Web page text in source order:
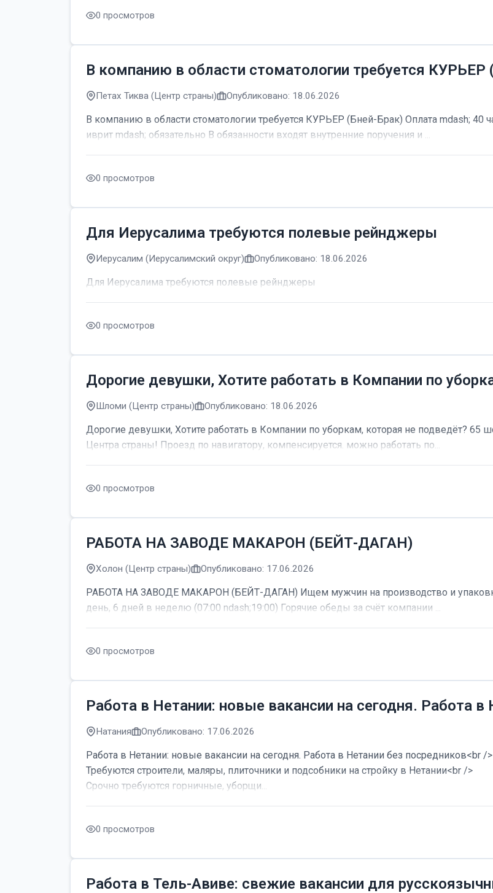
0 просмотров
В компанию в области стоматологии требуется КУРЬЕР
Петах Тиква (Центр страны) Опубликовано: 18.06.2026
В компанию в области стоматологии требуется КУРЬЕР (Бней-Брак) Оплата mdash; 40
иврит mdash; обязательно В обязанности входят внутренние поручения и ...
0 просмотров
Для Иерусалима требуются полевые рейнджеры
Иерусалим (Иерусалимский округ) Опубликовано: 18.06.2026
Для Иерусалима требуются полевые рейнджеры
0 просмотров
Дорогие девушки, Хотите работать в Компании по
Шломи (Центр страны) Опубликовано: 18.06.2026
Дорогие девушки, Хотите работать в Компании по уборкам, которая не подведёт? 65
Центра страны! Проезд по навигатору, компенсируется. можно работать по...
0 просмотров
РАБОТА НА ЗАВОДЕ МАКАРОН (БЕЙТ-ДАГАН)
Холон (Центр страны) Опубликовано: 17.06.2026
РАБОТА НА ЗАВОДЕ МАКАРОН (БЕЙТ-ДАГАН) Ищем мужчин на производство и
день, 6 дней в неделю (07:00 ndash;19:00) Горячие обеды за счёт компании ...
0 просмотров
Работа в Нетании: новые вакансии на сегодня. Работа в
Натания Опубликовано: 17.06.2026
Работа в Нетании: новые вакансии на сегодня. Работа в Нетании без посредников<br />
Требуются строители, маляры, плиточники и подсобники на стройку в Нетании<br />
Срочно требуются горничные, уборщи...
0 просмотров
Работа в Тель-Авиве: свежие вакансии для